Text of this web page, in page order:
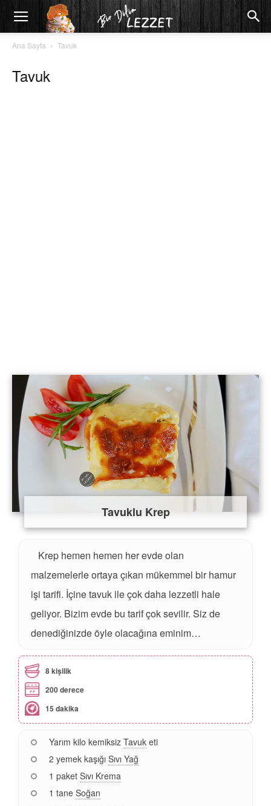
Ana Sayfa Tavuk
Tavuk
Tavuklu Krep
Krep hemen hemen her evde olan
malzemelerle ortaya çıkan mükemmel bir hamur
işi tarifi. İçine tavuk ile çok daha lezzetli hale
geliyor. Bizim evde bu tarif çok sevilir. Siz de
denediğinizde öyle olacağına eminim…
8 kişilik
200 derece
15 dakika
Yarım kilo kemiksiz Tavuk eti
2 yemek kaşığı Sıvı Yağ
1 paket Sıvı Krema
1 tane Soğan